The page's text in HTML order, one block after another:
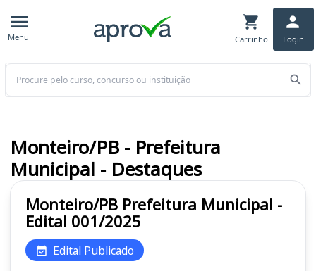
Menu Carrinho Login
Buscar
Monteiro/PB Prefeitura Municipal -
Edital 001/2025
Edital Publicado
Monteiro/PB - Prefeitura
Municipal - Destaques